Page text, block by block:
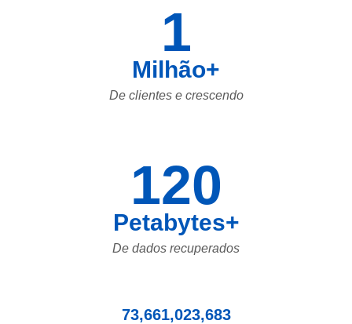
1
Milhão+
De clientes e crescendo
120
Petabytes+
De dados recuperados
73,661,023,683